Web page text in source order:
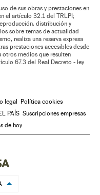
de sus obras y prestaciones en
el artículo 32.1 del TRLPI;
distribución y
sobre temas de actualidad
realiza una reserva expresa
prestaciones accesibles desde
otros medios que resulten
67.3 del Real Decreto - ley
legal
Política cookies
PAÍS Suscripciones empresas
de hoy